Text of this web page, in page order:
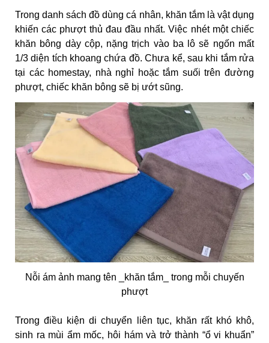
Trong danh sách đồ dùng cá nhân, khăn tắm là vật dụng
khiến các phượt thủ đau đầu nhất. Việc nhét một chiếc
khăn bông dày cộp, nặng trịch vào ba lô sẽ ngốn mất
1/3 diện tích khoang chứa đồ. Chưa kể, sau khi tắm rửa
tại các homestay, nhà nghỉ hoặc tắm suối trên đường
phượt, chiếc khăn bông sẽ bị ướt sũng.
Nỗi ám ảnh mang tên _khăn tắm_ trong mỗi chuyến
phượt
Trong điều kiện di chuyển liên tục, khăn rất khó khô,
sinh ra mùi ẩm mốc, hôi hám và trở thành “ổ vi khuẩn”